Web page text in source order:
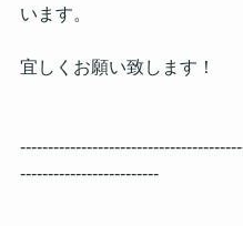
います。
宜しくお願い致します！
-------------------------